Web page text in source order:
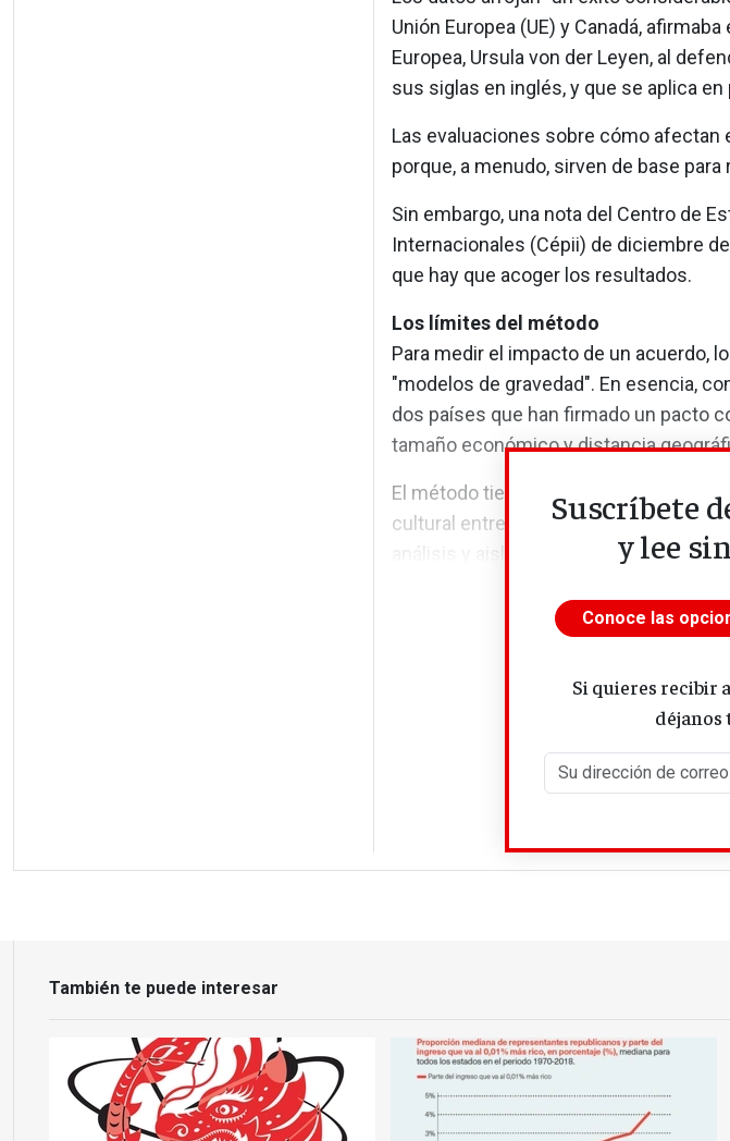
Unión Europea (UE) y Canadá,
Europea, Ursula von der Leyen, al
sus siglas en inglés, y que se aplica
Las evaluaciones sobre cómo
porque, a menudo, sirven de base
Sin embargo, una nota del Centro de
Internacionales (Cépii) de diciembre
que hay que acoger los resultados.
Los límites del método
Para medir el impacto de un acuerdo,
"modelos de gravedad". En esencia,
dos países que han firmado un pacto
tamaño económico y distancia
El método tiene sus límites: no existe
cultural entre la UE y Canadá que, por
análisis y aislar únicamente el "efecto
Suscríbete
y lee
Conoce las
Si quieres recibir
déjanos
También te puede interesar